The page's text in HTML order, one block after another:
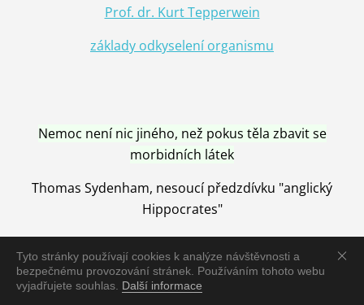
Tyto stránky používají cookies k analýze návštěvnosti a
bezpečnému provozování stránek. Používáním tohoto webu
vyjadřujete souhlas. Další informace
Prof. dr. Kurt Tepperwein
základy odkyselení organismu
Nemoc není nic jiného, než pokus těla zbavit se
morbidních látek
Thomas Sydenham, nesoucí předzdívku "anglický
Hippocrates"
Nemoc je vyléčena jen pomocí Přírody, neutralizací a